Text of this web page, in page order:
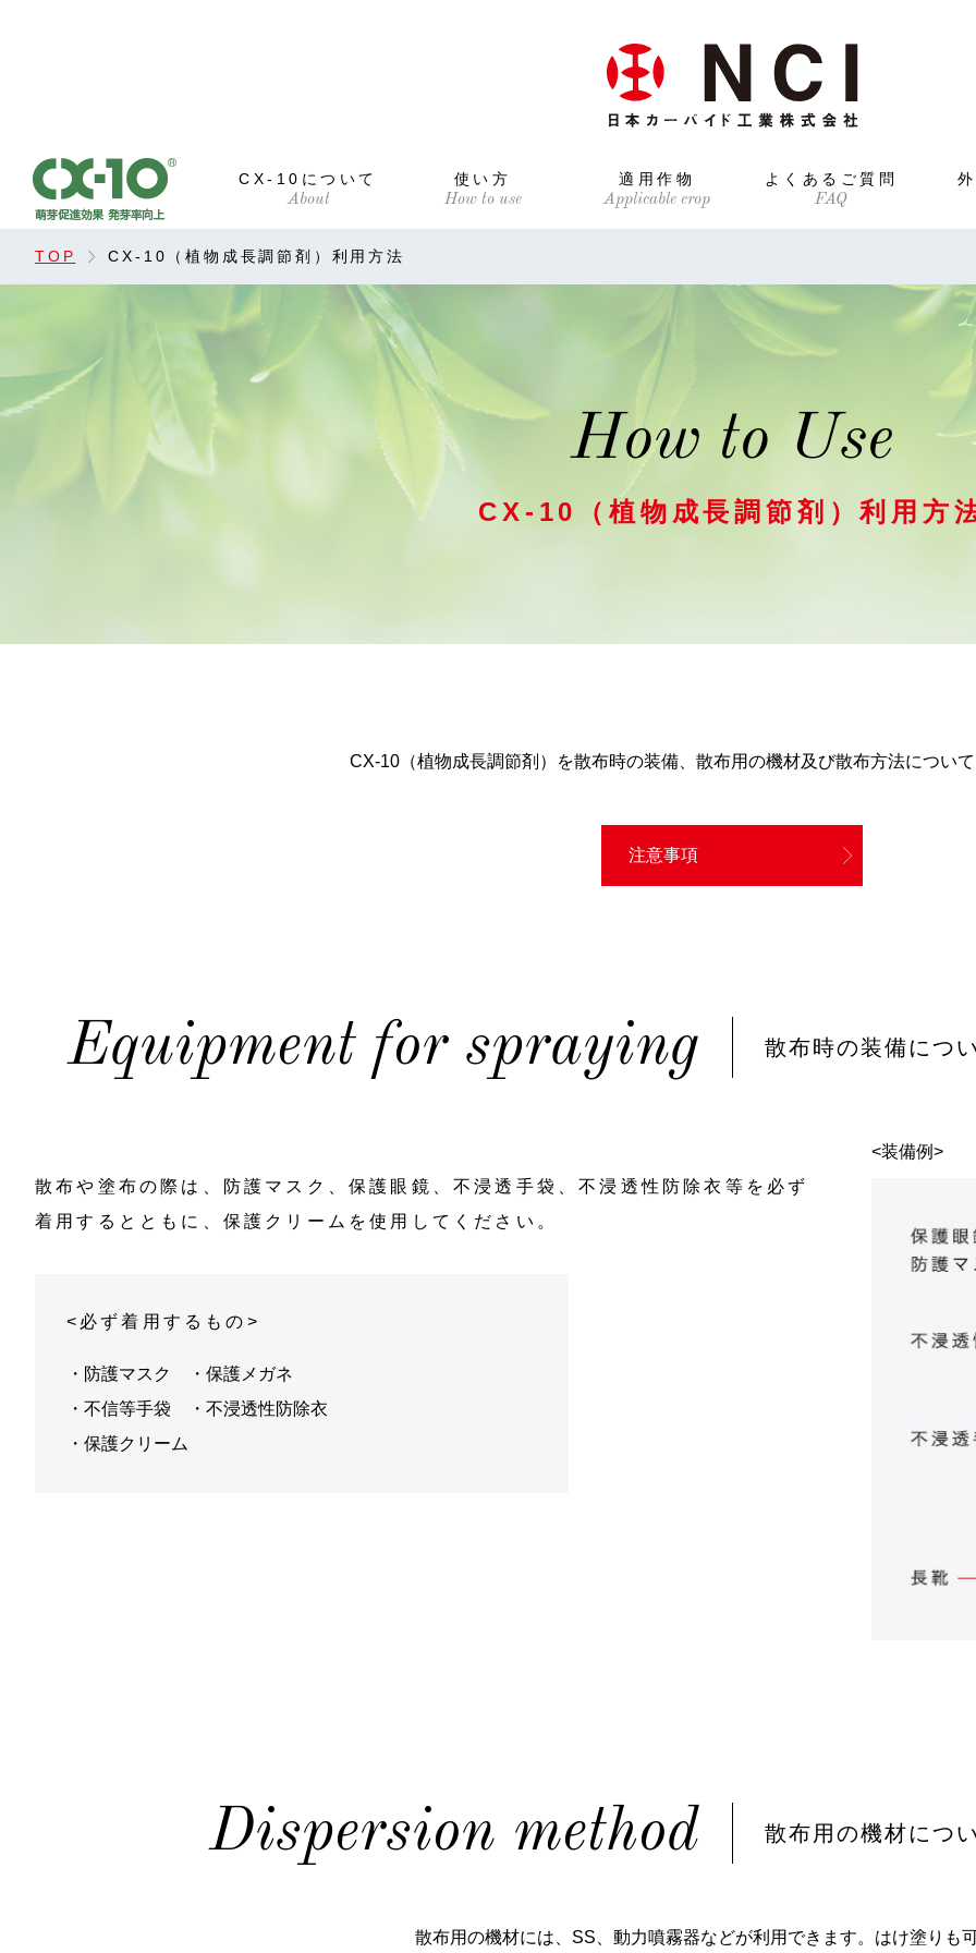
CX-10について 使い方 適用作物 よくあるご質問
TOP CX-10（植物成長調節剤）利用方法
How to Use
CX-10（植物成長調節剤）利用方
CX-10（植物成長調節剤）を散布時の装備、散布⽤の機材及び散布⽅法につい
注意事項
Equipment for spraying 散布時の装備につ
散布や塗布の際は、防護マスク、保護眼鏡、不浸透⼿袋、不浸透性防除⾐等を必ず
着⽤するとともに、保護クリームを使⽤してください。
<必ず着用するもの>
・防護マスク
・保護メガネ
・不信等⼿袋
・不浸透性防除⾐
・保護クリーム
<装備例>
Dispersion method 散布⽤の機材につ
散布⽤の機材には、SS、動⼒噴霧器などが利⽤できます。はけ塗りも